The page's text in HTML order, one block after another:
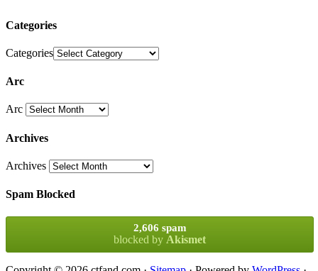
Categories
Categories
Arc
Arc
Archives
Archives
Spam Blocked
2,606 spam
blocked by Akismet